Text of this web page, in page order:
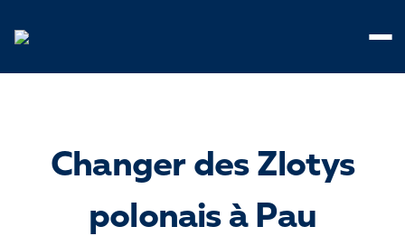
Changer des Zlotys
polonais à Pau